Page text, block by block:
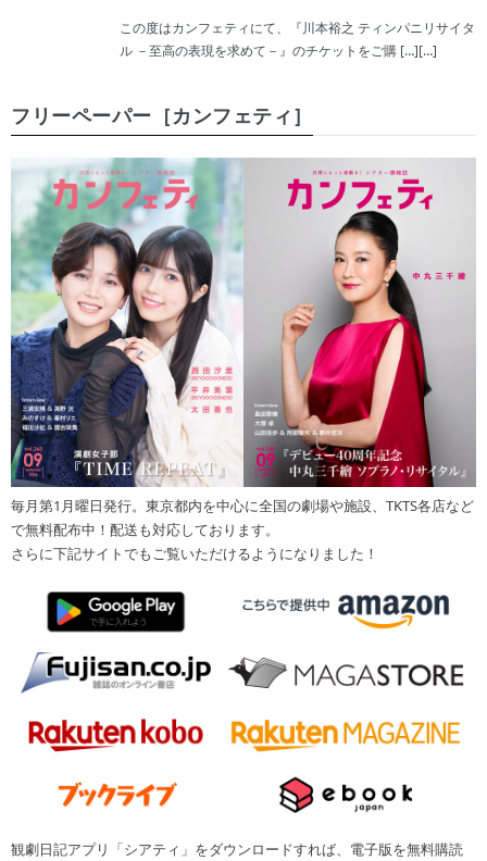
この度はカンフェティにて、『川本裕之 ティンパニリサイタ
ル －至高の表現を求めて－』のチケットをご購 […][…]
フリーペーパー［カンフェティ］
毎月第1月曜日発行。東京都内を中心に全国の劇場や施設、TKTS各店など
で無料配布中！配送も対応しております。
さらに下記サイトでもご覧いただけるようになりました！
観劇日記アプリ「シアティ」をダウンロードすれば、電子版を無料購読